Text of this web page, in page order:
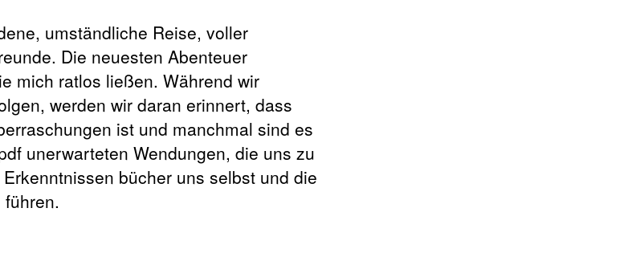
umständliche Reise, voller
Die neuesten Abenteuer
mich ratlos ließen. Während wir
werden wir daran erinnert, dass
ist und manchmal sind es
unerwarteten Wendungen, die uns zu
bücher uns selbst und die